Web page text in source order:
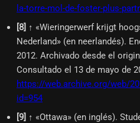
la-torre-mol-de-foster-plus-
[8] ↑ «Wieringerwerf krijgt
Nederland» (en neerlandés).
2012. Archivado desde el
Consultado el 13 de mayo de
https://web.archive.org/web/
id=954
[9] ↑ «Ottawa» (en inglés).